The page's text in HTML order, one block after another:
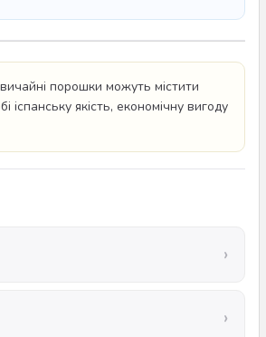
порошки можуть містити
якість, економічну вигоду